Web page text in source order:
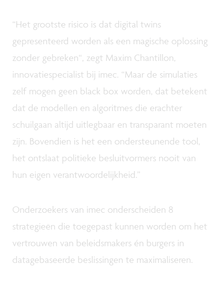
“Het grootste risico is dat digital twins
gepresenteerd worden als een magische oplossing
zonder gebreken“, zegt Maxim Chantillon,
innovatiespecialist bij imec. “Maar de simulaties
zelf mogen geen black box worden, dat betekent
dat de modellen en algoritmes die erachter
schuilgaan altijd uitlegbaar en transparant moeten
zijn. Bovendien is het een ondersteunende tool,
het ontslaat politieke besluitvormers nooit van
hun eigen verantwoordelijkheid.”
Onderzoekers van imec onderscheiden 8
strategieën die toegepast kunnen worden om het
vertrouwen van beleidsmakers én burgers in
datagebaseerde beslissingen te maximaliseren.